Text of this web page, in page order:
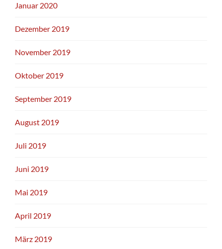
Januar 2020
Dezember 2019
November 2019
Oktober 2019
September 2019
August 2019
Juli 2019
Juni 2019
Mai 2019
April 2019
März 2019